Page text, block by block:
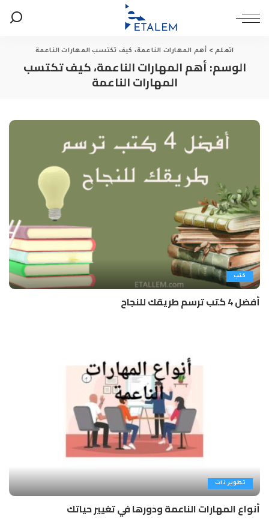
اتعلم> أهم المهارات الناعمة، كيف تكتسب المهارات الناعمة
الوسم:أهم المهارات الناعمة، كيف تكتسب
المهارات الناعمة
كتب
أفضل 4 كتب ترسم طريقك للنجاح
تطوير ذات
أنواع المهارات الناعمة ودورها في تغيير حياتك